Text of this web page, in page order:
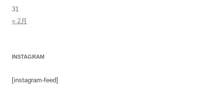
31
« 2月
INSTAGRAM
[instagram-feed]